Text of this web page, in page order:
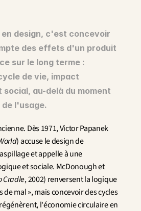
design, c'est concevoir
des effets d'un produit
sur le long terme :
de vie, impact
social, au-delà du moment
l'usage.
Dès 1971, Victor Papanek
) accuse le design de
et appelle à une
et sociale. McDonough et
Cradle, 2002) renversent la logique
de mal », mais concevoir des cycles
l'économie circulaire en